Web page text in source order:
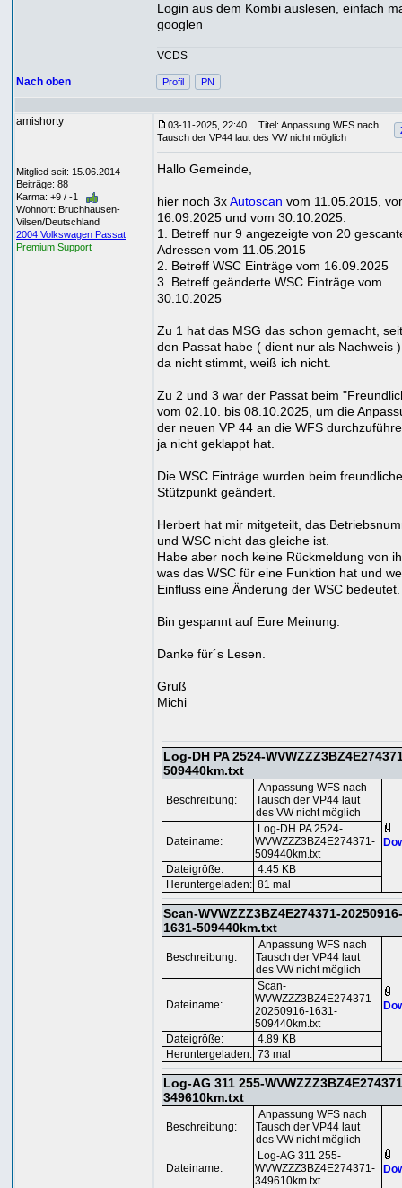
Login aus dem Kombi auslesen, einfach
googlen
VCDS
Nach oben Profil PN
amishorty
Mitglied seit: 15.06.2014
Beiträge: 88
Karma: +9 / -1
Wohnort: Bruchhausen-
Vilsen/Deutschland
2004 Volkswagen Passat
Premium Support
03-11-2025, 22:40
Titel: Anpassung WFS nach
Tausch der VP44 laut des VW nicht möglich
Hallo Gemeinde,
hier noch 3xAutoscan vom 11.05.2015,
16.09.2025 und vom 30.10.2025.
1. Betreff nur 9 angezeigte von 20
Adressen vom 11.05.2015
2. Betreff WSC Einträge vom 16.09.2025
3. Betreff geänderte WSC Einträge vom
30.10.2025
Zu 1 hat das MSG das schon gemacht,
den Passat habe ( dient nur als Nachweis
da nicht stimmt, weiß ich nicht.
Zu 2 und 3 war der Passat beim
vom 02.10. bis 08.10.2025, um die
der neuen VP 44 an die WFS
ja nicht geklappt hat.
Die WSC Einträge wurden beim
Stützpunkt geändert.
Herbert hat mir mitgeteilt, das
und WSC nicht das gleiche ist.
Habe aber noch keine Rückmeldung von
was das WSC für eine Funktion hat und
Einfluss eine Änderung der WSC bedeutet.
Bin gespannt auf Eure Meinung.
Danke für´s Lesen.
Gruß
Michi
Log-DH PA 2524-
509440km.txt
Beschreibung:
Anpassung WFS nach
Tausch der VP44 laut
des VW nicht möglich
Dateiname:
Log-DH PA 2524-
WVWZZZ3BZ4E274371-
509440km.txt
Dateigröße:
4.45 KB
Heruntergeladen: 81 mal
Scan-WVWZZZ3BZ4E274371-20250916-
1631-509440km.txt
Beschreibung:
Anpassung WFS nach
Tausch der VP44 laut
des VW nicht möglich
Dateiname:
Scan-
WVWZZZ3BZ4E274371-
20250916-1631-
509440km.txt
Dateigröße:
4.89 KB
Heruntergeladen: 73 mal
Log-AG 311 255-
349610km.txt
Beschreibung:
Anpassung WFS nach
Tausch der VP44 laut
des VW nicht möglich
Dateiname:
Log-AG 311 255-
WVWZZZ3BZ4E274371-
349610km.txt